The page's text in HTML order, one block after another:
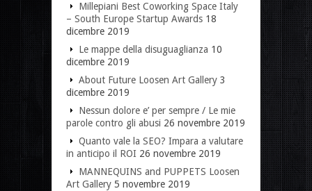
Millepiani Best Coworking Space Italy
– South Europe Startup Awards 18
dicembre 2019
Le mappe della disuguaglianza 10
dicembre 2019
About Future Loosen Art Gallery 3
dicembre 2019
Nessun dolore e’ per sempre / Le mie
parole contro gli abusi 26 novembre 2019
Quanto vale la SEO? Impara a valutare
in anticipo il ROI 26 novembre 2019
MANNEQUINS and PUPPETS Loosen
Art Gallery 5 novembre 2019